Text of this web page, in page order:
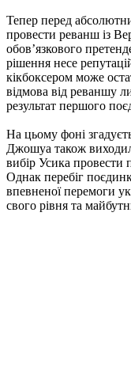
Тепер перед
провести реванш із
обов’язкового
рішення несе
кікбоксером може
відмова від реваншу
результат першого
На цьому фоні
Джошуа також
вибір Усика провести
Однак перебіг
впевненої перемоги
свого рівня та